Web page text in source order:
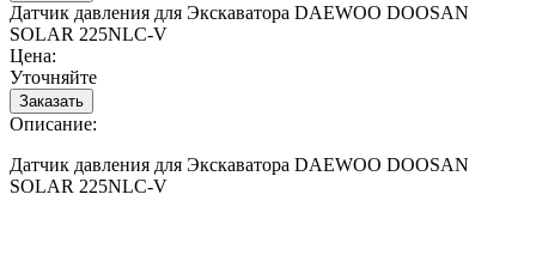
Датчик давления для Экскаватора DAEWOO DOOSAN
SOLAR 225NLC-V
Цена:
Уточняйте
Описание:
Датчик давления для Экскаватора DAEWOO DOOSAN
SOLAR 225NLC-V